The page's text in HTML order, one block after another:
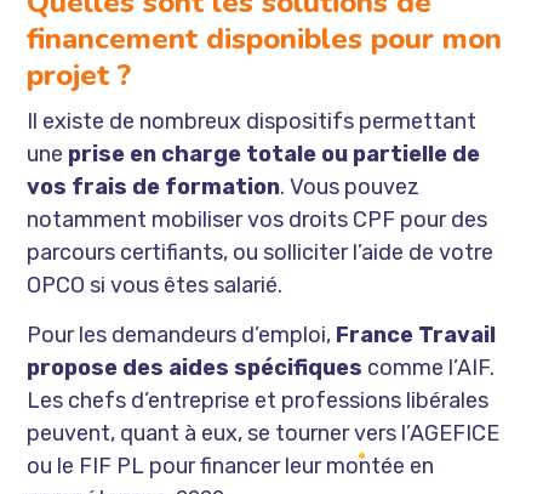
financement disponibles pour mon
projet ?
Il existe de nombreux dispositifs permettant
une prise en charge totale ou partielle de
vos frais de formation. Vous pouvez
notamment mobiliser vos droits CPF pour des
parcours certifiants, ou solliciter l’aide de votre
OPCO si vous êtes salarié.
Pour les demandeurs d’emploi, France Travail
propose des aides spécifiques comme l’AIF.
Les chefs d’entreprise et professions libérales
peuvent, quant à eux, se tourner vers l’AGEFICE
ou le FIF PL pour financer leur montée en